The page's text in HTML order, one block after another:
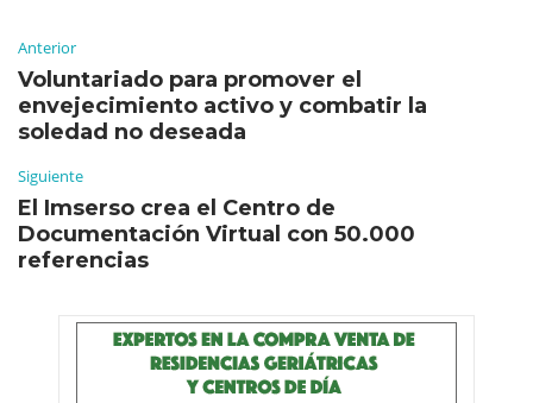
Anterior
Voluntariado para promover el
envejecimiento activo y combatir la
soledad no deseada
Siguiente
El Imserso crea el Centro de
Documentación Virtual con 50.000
referencias